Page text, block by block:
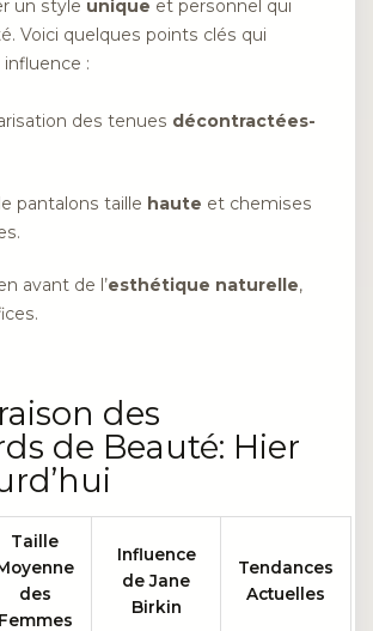
un style unique et personnel qui
Voici quelques points clés qui
:
des tenues décontractées-
pantalons taille haute et chemises
avant de l’esthétique naturelle,
des
de Beauté: Hier
Taille
des
Femmes
Influence
de Jane
Birkin
Tendances
Actuelles